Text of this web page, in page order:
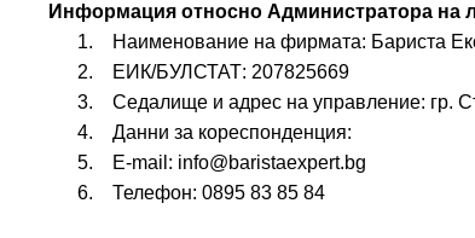
Информация относно Администратора на
1. Наименование на фирмата: Бариста
2. ЕИК/БУЛСТАТ: 207825669
3. Седалище и адрес на управление: гр.
4. Данни за кореспонденция:
5. E-mail: info@baristaexpert.bg
6. Телефон: 0895 83 85 84